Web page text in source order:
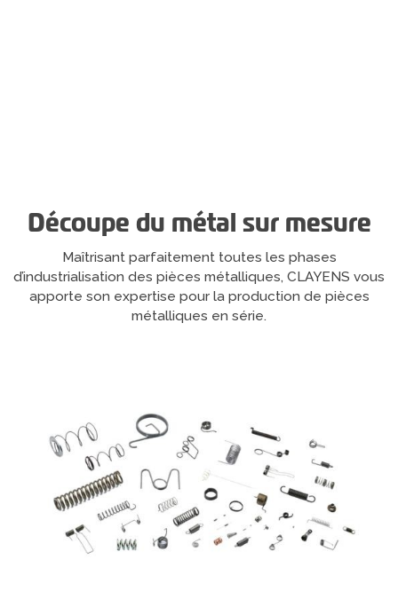
Découpe du métal sur mesure
Maîtrisant parfaitement toutes les phases
d’industrialisation des pièces métalliques, CLAYENS vous
apporte son expertise pour la production de pièces
métalliques en série.